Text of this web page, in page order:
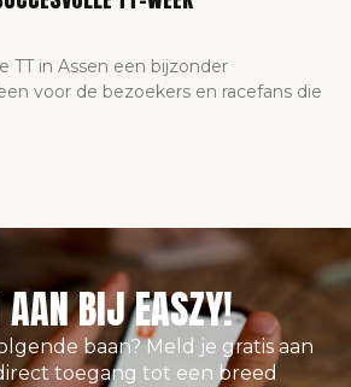
TT in Assen een bijzonder
voor de bezoekers en racefans die
BIJ EASZY!
baan? Meld je gratis aan
toegang tot een breed